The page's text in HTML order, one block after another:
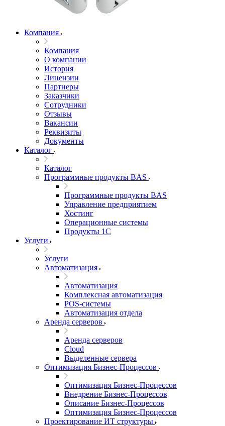
Компания
Компания
О компании
История
Лицензии
Партнеры
Заказчики
Сотрудники
Отзывы
Вакансии
Реквизиты
Документы
Каталог
Каталог
Программные продукты BAS
Программные продукты BAS
Управление предприятием
Хостинг
Операционные системы
Продукты 1С
Услуги
Услуги
Автоматизация
Автоматизация
Комплексная автоматизация
POS-системы
Автоматизация отдела
Аренда серверов
Аренда серверов
Cloud
Выделенные сервера
Оптимизация Бизнес-Процессов
Оптимизация Бизнес-Процессов
Внедрение Бизнес-Процессов
Описание Бизнес-Процессов
Оптимизация Бизнес-Процессов
Проектирование ИТ структуры